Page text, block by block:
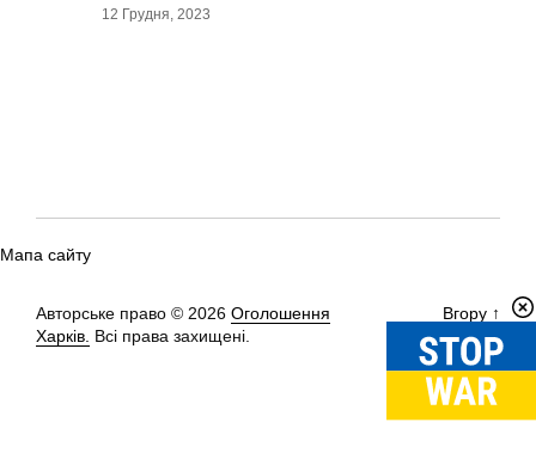
12 Грудня, 2023
Мапа сайту
Авторське право © 2026 Оголошення
Харків. Всі права захищені.
Вгору ↑